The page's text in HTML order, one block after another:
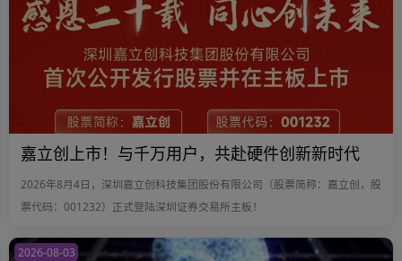
嘉立创上市！与千万用户，共赴硬件创新新时代
2026年8月4日，深圳嘉立创科技集团股份有限公司（股票简称：嘉立创，股
票代码：001232）正式登陆深圳证券交易所主板！
2026-08-03